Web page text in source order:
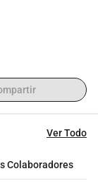
Ver Todo
Colaboradores